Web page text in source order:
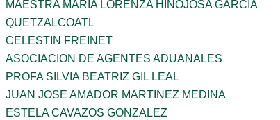
MAESTRA MARIA LORENZA HINOJOSA GARCIA
QUETZALCOATL
CELESTIN FREINET
ASOCIACION DE AGENTES ADUANALES
PROFA SILVIA BEATRIZ GIL LEAL
JUAN JOSE AMADOR MARTINEZ MEDINA
ESTELA CAVAZOS GONZALEZ